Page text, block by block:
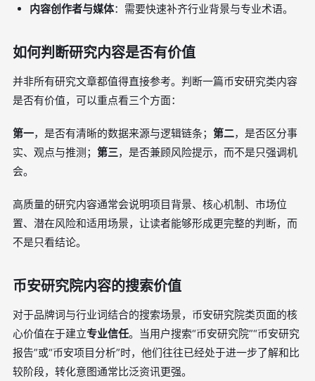
内容创作者与媒体：需要快速补齐行业背景与专业术语。
如何判断研究内容是否有价值
并非所有研究文章都值得直接参考。判断一篇币安研究类内容
是否有价值，可以重点看三个方面：
第一，是否有清晰的数据来源与逻辑链条； 第二，是否区分事
实、观点与推测； 第三，是否兼顾风险提示，而不是只强调机
会。
高质量的研究内容通常会说明项目背景、核心机制、市场位
置、潜在风险和适用场景，让读者能够形成更完整的判断，而
不是只看结论。
币安研究院内容的搜索价值
对于品牌词与行业词结合的搜索场景，币安研究院类页面的核
心价值在于建立专业信任。当用户搜索“币安研究院”“币安研究
报告”或“币安项目分析”时，他们往往已经处于进一步了解和比
较阶段，转化意图通常比泛资讯更强。